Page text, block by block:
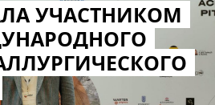
УЧАСТНИКОМ